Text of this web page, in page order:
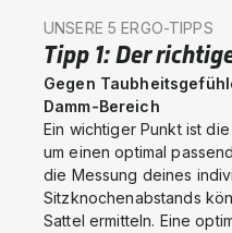
UNSERE 5 ERGO-TIPPS
Tipp 1: Der
Gegen
Damm-Bereich
Ein wichtiger Punkt ist
um einen optimal
die Messung deines
Sitzknochenabstands
Sattel ermitteln. Eine